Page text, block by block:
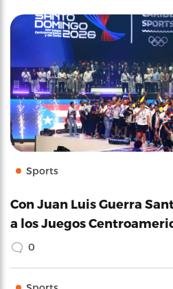
Sports
Con Juan Luis Guerra
a los Juegos
0